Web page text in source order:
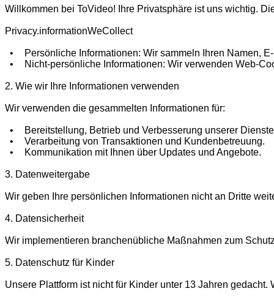
Willkommen bei ToVideo! Ihre Privatsphäre ist uns wichtig.
Privacy.informationWeCollect
  •	Persönliche Informationen: Wir sammeln Ihren Namen, E-Mail-Adresse und Zahlungsinformationen, um unsere Dienstleistungen bereitzustellen und Transaktionen zu verarbeiten.
  •	Nicht-persönliche Informationen: Wir verwenden Web-Cookies, um Daten über Ihr Browsing-Verhalten zu sammeln und die Benutzererfahrung zu verbessern.
2. Wie wir Ihre Informationen verwenden
Wir verwenden die gesammelten Informationen für:
  •	Bereitstellung, Betrieb und Verbesserung unserer Dienste.
  •	Verarbeitung von Transaktionen und Kundenbetreuung.
  •	Kommunikation mit Ihnen über Updates und Angebote.
3. Datenweitergabe
Wir geben Ihre persönlichen Informationen nicht an Dritte
4. Datensicherheit
Wir implementieren branchenübliche Maßnahmen zum
5. Datenschutz für Kinder
Unsere Plattform ist nicht für Kinder unter 13 Jahren